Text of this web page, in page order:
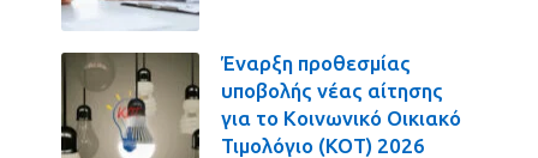
Έναρξη προθεσμίας
υποβολής νέας αίτησης
για το Κοινωνικό Οικιακό
Τιμολόγιο (ΚΟΤ) 2026